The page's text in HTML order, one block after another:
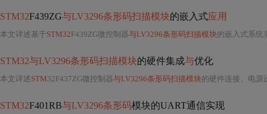
STM32F439ZG与LV3296条形码扫描模块的嵌入式应用
本文详述基于STM32F439ZG微控制器与LV3296条形码扫描模块的嵌入式系统实现，涵盖
STM32与LV3296条形码扫描模块的硬件集成与优化
本文详述STM32F437ZG微控制器与LV3296条形码扫描模块的硬件连接、电源设计、
STM32F401RB与LV3296条形码模块的UART通信实现